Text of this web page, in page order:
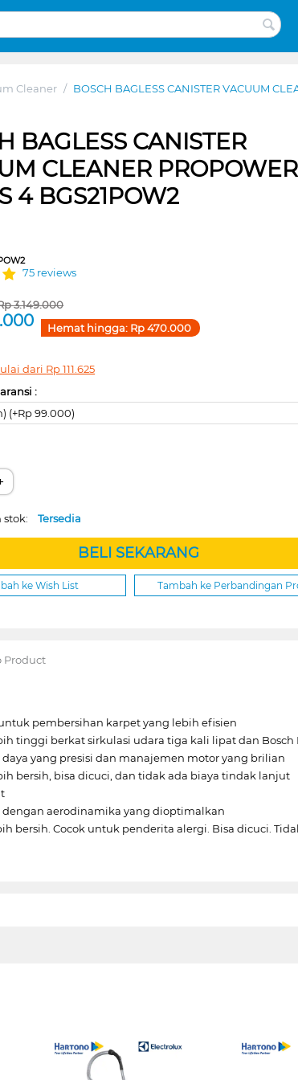
Cleaner / BOSCH BAGLESS CANISTER VACUUM
BAGLESS CANISTER
CLEANER PROPOWER
4 BGS21POW2
75 reviews
3.149.000
Hemat hingga: Rp470.000
dari Rp111.625
:
(+Rp 99.000)
stok:Tersedia
BELI SEKARANG
ke Wish List Tambah ke Perbandingan
Product
pembersihan karpet yang lebih efisien
tinggi berkat sirkulasi udara tiga kali lipat dan
yang presisi dan manajemen motor yang brilian
bersih, bisa dicuci, dan tidak ada biaya tindak lanjut
dengan aerodinamika yang dioptimalkan
bersih. Cocok untuk penderita alergi. Bisa dicuci.